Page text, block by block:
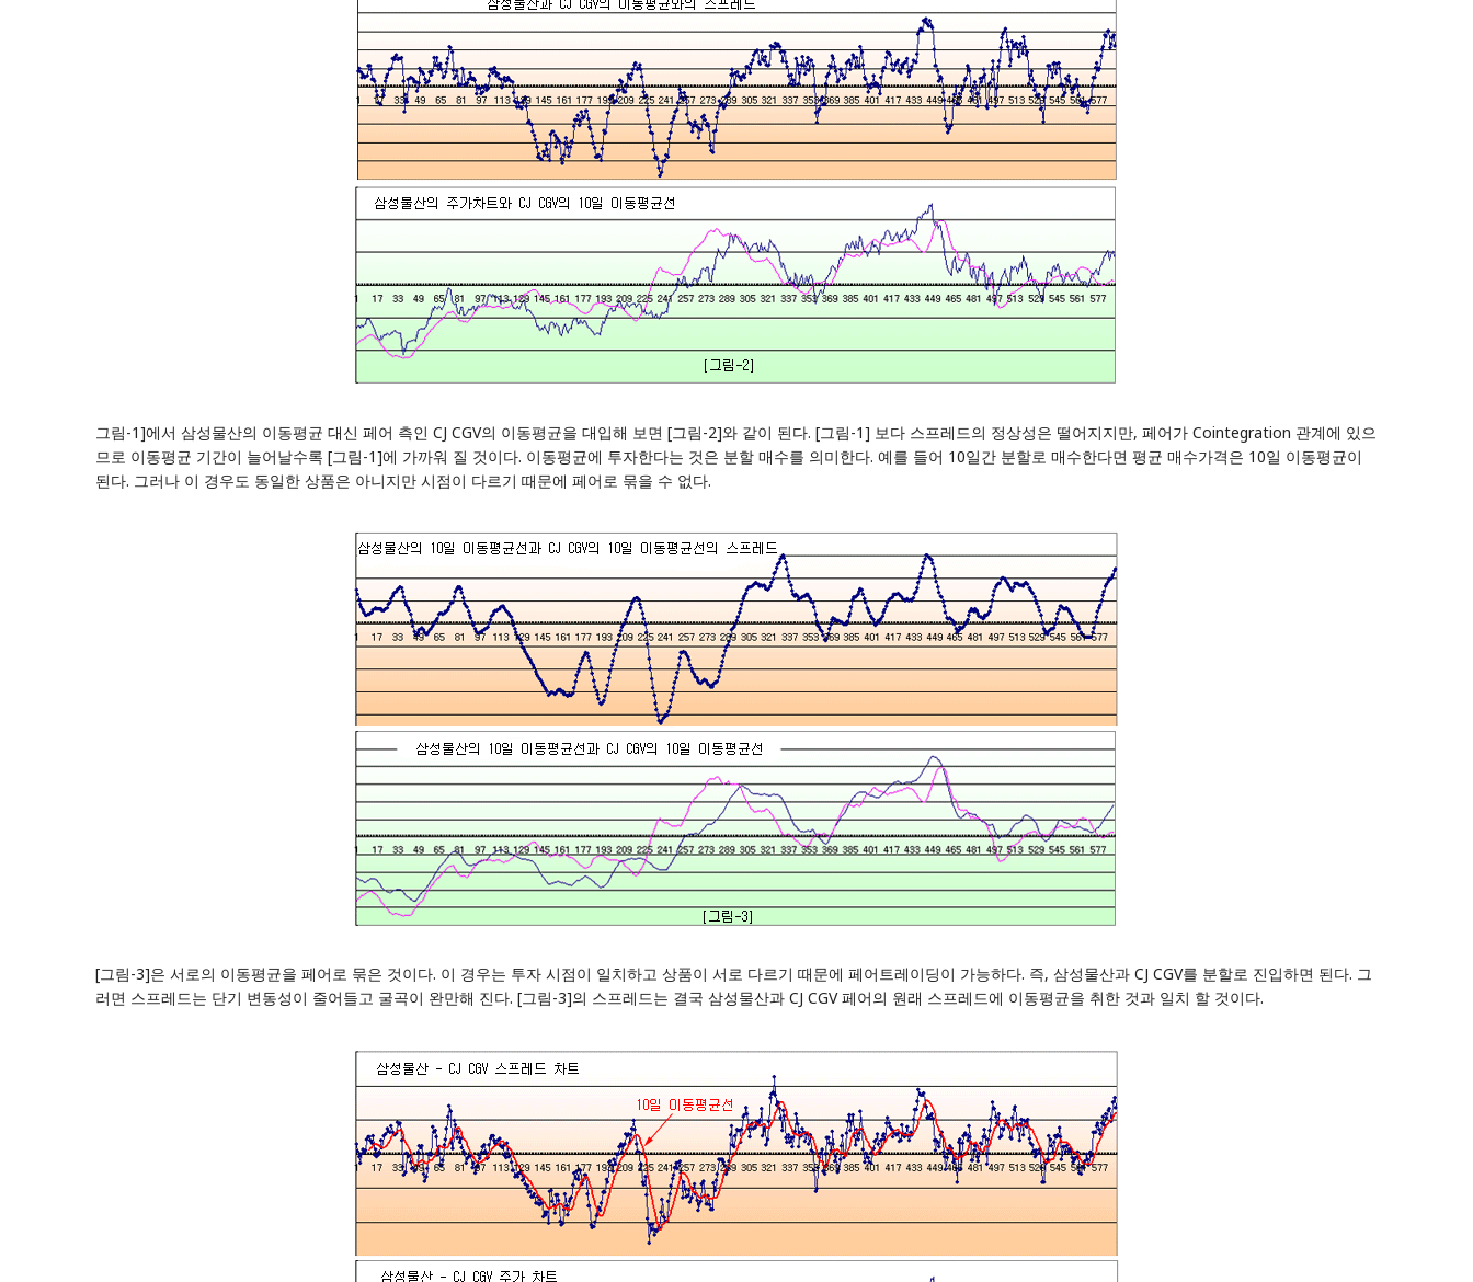
그림-1]에서 삼성물산의 이동평균 대신 페어 측인 CJ CGV의 이동평균을 대입해 보면 [그림-2]와 같이 된다. [그림-1] 보다 스프레드의 정상성은 떨어지지만, 페어가 Cointegration 관계에 있으
므로 이동평균 기간이 늘어날수록 [그림-1]에 가까워 질 것이다. 이동평균에 투자한다는 것은 분할 매수를 의미한다. 예를 들어 10일간 분할로 매수한다면 평균 매수가격은 10일 이동평균이
된다. 그러나 이 경우도 동일한 상품은 아니지만 시점이 다르기 때문에 페어로 묶을 수 없다.
[그림-3]은 서로의 이동평균을 페어로 묶은 것이다. 이 경우는 투자 시점이 일치하고 상품이 서로 다르기 때문에 페어트레이딩이 가능하다. 즉, 삼성물산과 CJ CGV를 분할로 진입하면 된다. 그
러면 스프레드는 단기 변동성이 줄어들고 굴곡이 완만해 진다. [그림-3]의 스프레드는 결국 삼성물산과 CJ CGV 페어의 원래 스프레드에 이동평균을 취한 것과 일치 할 것이다.